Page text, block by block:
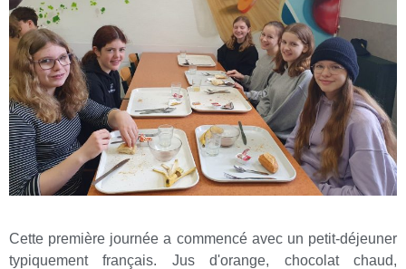
Cette première journée a commencé avec un petit-déjeuner
typiquement français. Jus d'orange, chocolat chaud,